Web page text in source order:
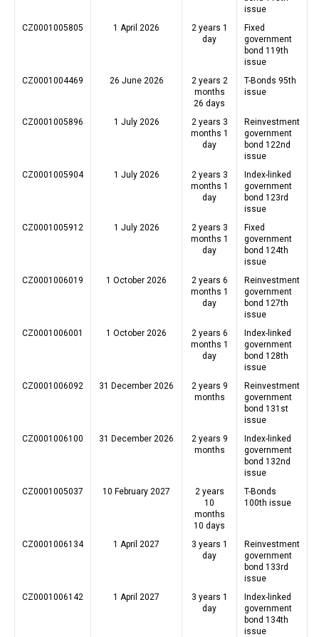
issue
CZ0001005805
1 April 2026
2 years 1
day
Fixed
government
bond 119th
issue
CZ0001004469
26 June 2026
2 years 2
months
26 days
T-Bonds 95th
issue
CZ0001005896 1 July 2026
2 years 3
months 1
day
Reinvestment
government
bond 122nd
issue
CZ0001005904
1 July 2026
2 years 3
months 1
day
Index-linked
government
bond 123rd
issue
CZ0001005912
1 July 2026
2 years 3
months 1
day
Fixed
government
bond 124th
issue
CZ0001006019
1 October 2026
2 years 6
months 1
day
Reinvestment
government
bond 127th
issue
CZ0001006001
1 October 2026
2 years 6
months 1
day
Index-linked
government
bond 128th
issue
CZ0001006092
31 December 2026
2 years 9
months
Reinvestment
government
bond 131st
issue
CZ0001006100
31 December 2026
2 years 9
months
Index-linked
government
bond 132nd
issue
CZ0001005037
10 February 2027
2 years
10
months
10 days
T-Bonds
100th issue
CZ0001006134 1 April 2027
3 years 1
day
Reinvestment
government
bond 133rd
issue
CZ0001006142
1 April 2027
3 years 1
day
Index-linked
government
bond 134th
issue